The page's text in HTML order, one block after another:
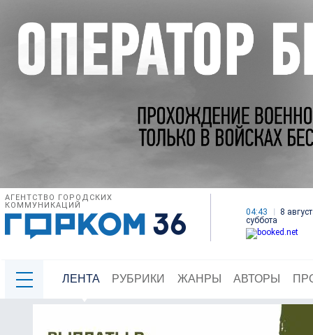
АГЕНТСТВО ГОРОДСКИХ
КОММУНИКАЦИЙ
04:43
8
суббота
ЛЕНТА РУБРИКИ ЖАНРЫ АВТОРЫ